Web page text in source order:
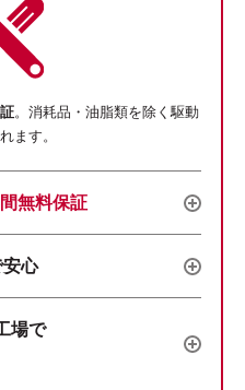
。消耗品・油脂類を除く駆動
ます。
無料保証
心
場で